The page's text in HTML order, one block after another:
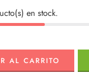
en stock.
AL CARRITO